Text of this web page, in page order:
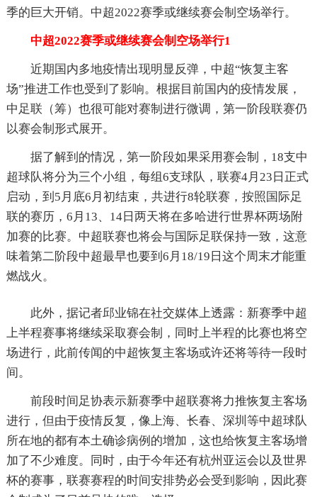
季的巨大开销。中超2022赛季或继续赛会制空场举行。
中超2022赛季或继续赛会制空场举行1
近期国内多地疫情出现明显反弹，中超“恢复主客
场”推进工作也受到了影响。根据目前国内的疫情发展，
中足联（筹）也很可能对赛制进行微调，第一阶段联赛仍
以赛会制形式展开。
据了解到的情况，第一阶段如果采用赛会制，18支中
超球队将分为三个小组，每组6支球队，联赛4月23日正式
启动，到5月底6月初结束，共进行8轮联赛，按照国际足
联的赛历，6月13、14日两天将在多哈进行世界杯两场附
加赛的比赛。中超联赛也将会与国际足联保持一致，这意
味着第二阶段中超最早也要到6月18/19日这个周末才能重
燃战火。
此外，据记者邱业锦在社交媒体上透露：新赛季中超
上半程赛事将继续采取赛会制，同时上半程的比赛也将空
场进行，此前传闻的中超恢复主客场或许还将等待一段时
间。
前段时间足协表示新赛季中超联赛将力推恢复主客场
进行，但由于疫情反复，像上海、长春、深圳等中超球队
所在地的都有本土确诊病例的增加，这也给恢复主客场增
加了不少难度。同时，由于今年还有杭州亚运会以及世界
杯的赛事，联赛赛程的时间安排势必会受到影响，因此赛